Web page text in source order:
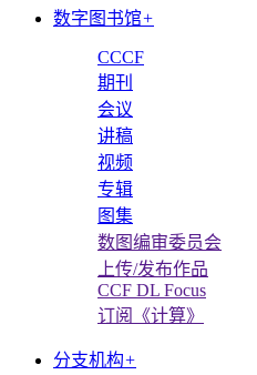
数字图书馆+
CCCF
期刊
会议
讲稿
视频
专辑
图集
数图编审委员会
上传/发布作品
CCF DL Focus
订阅《计算》
分支机构+